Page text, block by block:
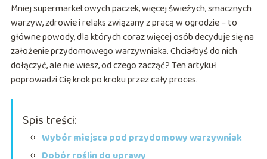
Mniej supermarketowych paczek, więcej świeżych, smacznych
warzyw, zdrowie i relaks związany z pracą w ogrodzie – to
główne powody, dla których coraz więcej osób decyduje się na
założenie przydomowego warzywniaka. Chciałbyś do nich
dołączyć, ale nie wiesz, od czego zacząć? Ten artykuł
poprowadzi Cię krok po kroku przez cały proces.
Spis treści:
Wybór miejsca pod przydomowy warzywniak
Dobór roślin do uprawy